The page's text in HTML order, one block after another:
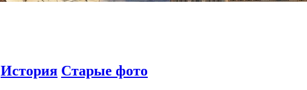
История Старые фото